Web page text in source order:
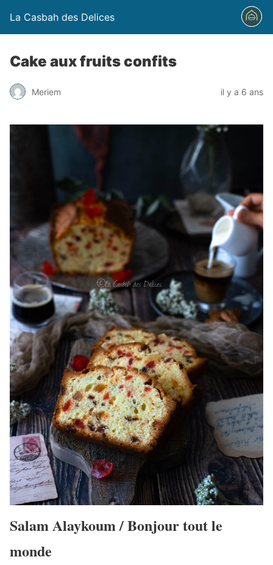
La Casbah des Delices
Cake aux fruits confits
Meriem il y a 6 ans
Salam Alaykoum / Bonjour tout le
monde